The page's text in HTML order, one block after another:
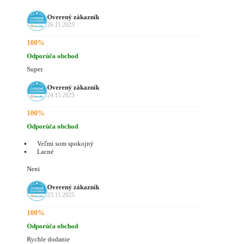
Overený zákazník
26.11.2025
100%
Odporúča obchod
Super.
Overený zákazník
24.11.2025
100%
Odporúča obchod
Veľmi som spokojný
Lacné
Neni
Overený zákazník
23.11.2025
100%
Odporúča obchod
Rychle dodanie